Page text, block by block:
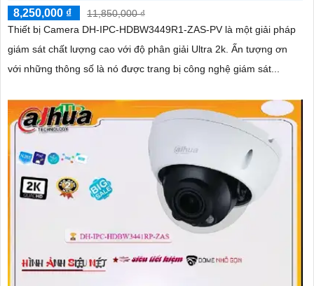
8,250,000 ₫
11,850,000 ₫
Thiết bị Camera DH-IPC-HDBW3449R1-ZAS-PV là một giải pháp
giám sát chất lượng cao với độ phân giải Ultra 2k. Ấn tượng ơn
với những thông số là nó được trang bị công nghệ giám sát...